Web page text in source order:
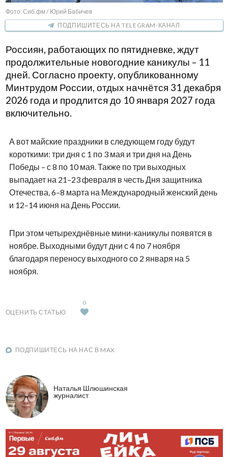
Фото: Сиб.фм / Юрий Бабичев
ПОДПИШИТЕСЬ НА TELEGRAM-КАНАЛ
Россиян, работающих по пятидневке, ждут
продолжительные новогодние каникулы – 11
дней. Согласно проекту, опубликованному
Минтрудом России, отдых начнётся 31 декабря
2026 года и продлится до 10 января 2027 года
включительно.
А вот майские праздники в следующем году будут
короткими: три дня с 1 по 3 мая и три дня на День
Победы – с 8 по 10 мая. Также по три выходных
выпадает на 21–23 февраля в честь Дня защитника
Отечества, 6–8 марта на Международный женский день
и 12–14 июня на День России.
При этом четырехднёвные мини-каникулы появятся в
ноябре. Выходными будут дни с 4 по 7 ноября
благодаря переносу выходного со 2 января на 5
ноября.
ОЦЕНИТЬ СТАТЬЮ
0
ПОДПИШИТЕСЬ НА НАС В MAX
Наталья Шлюшинская
журналист